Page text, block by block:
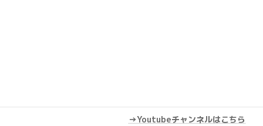
→Youtubeチャンネルはこちら